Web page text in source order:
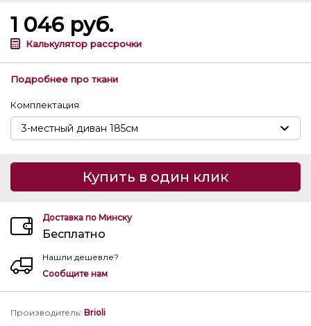
1 046 руб.
Калькулятор рассрочки
Подробнее про ткани
Комплектация
Купить в один клик
Доставка по Минску
Бесплатно
Нашли дешевле?
Сообщите нам
Производитель: Brioli